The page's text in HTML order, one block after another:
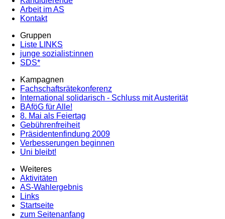
Arbeit im AS
Kontakt
Gruppen
Liste LINKS
junge sozialist:innen
SDS*
Kampagnen
Fachschaftsrätekonferenz
International solidarisch - Schluss mit Austerität
BAföG für Alle!
8. Mai als Feiertag
Gebührenfreiheit
Präsidentenfindung 2009
Verbesserungen beginnen
Uni bleibt!
Weiteres
Aktivitäten
AS-Wahlergebnis
Links
Startseite
zum Seitenanfang